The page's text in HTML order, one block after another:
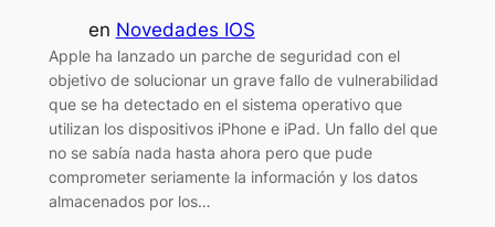
en Novedades IOS
Apple ha lanzado un parche de seguridad con el
objetivo de solucionar un grave fallo de vulnerabilidad
que se ha detectado en el sistema operativo que
utilizan los dispositivos iPhone e iPad. Un fallo del que
no se sabía nada hasta ahora pero que pude
comprometer seriamente la información y los datos
almacenados por los…